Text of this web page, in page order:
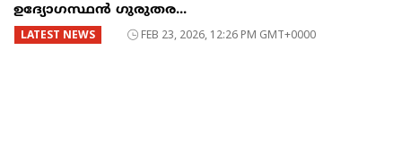
ഉദ്യോഗസ്ഥന്‍ ഗുരുതര...
LATEST NEWS FEB 23, 2026, 12:26 PM GMT+0000